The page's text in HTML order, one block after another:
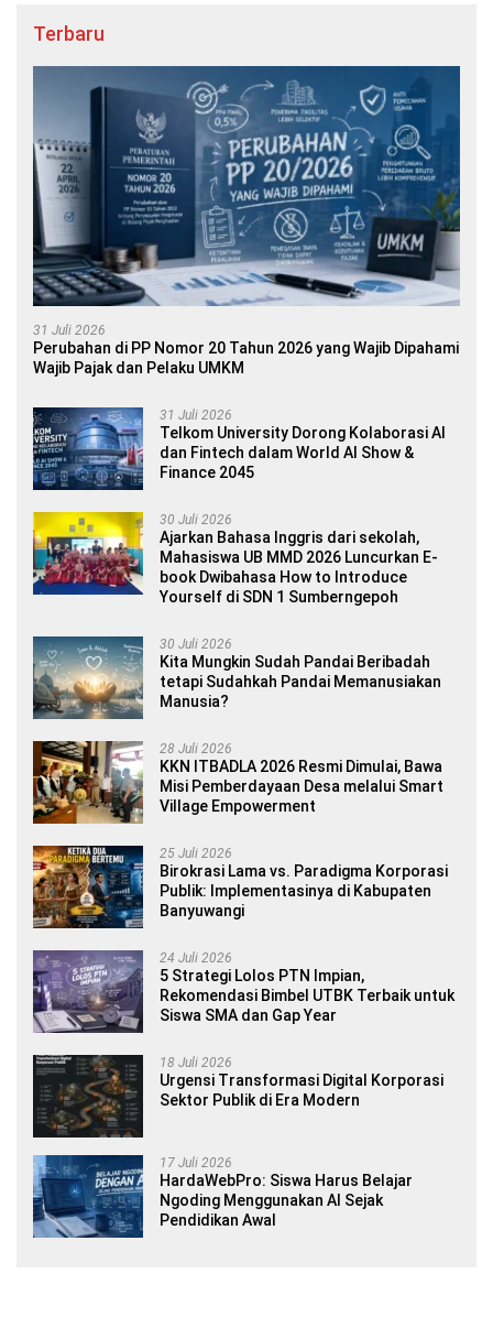
Terbaru
31 Juli 2026
Perubahan di PP Nomor 20 Tahun 2026 yang Wajib Dipahami
Wajib Pajak dan Pelaku UMKM
31 Juli 2026
Telkom University Dorong Kolaborasi AI
dan Fintech dalam World AI Show &
Finance 2045
30 Juli 2026
Ajarkan Bahasa Inggris dari sekolah,
Mahasiswa UB MMD 2026 Luncurkan E-
book Dwibahasa How to Introduce
Yourself di SDN 1 Sumberngepoh
30 Juli 2026
Kita Mungkin Sudah Pandai Beribadah
tetapi Sudahkah Pandai Memanusiakan
Manusia?
28 Juli 2026
KKN ITBADLA 2026 Resmi Dimulai, Bawa
Misi Pemberdayaan Desa melalui Smart
Village Empowerment
25 Juli 2026
Birokrasi Lama vs. Paradigma Korporasi
Publik: Implementasinya di Kabupaten
Banyuwangi
24 Juli 2026
5 Strategi Lolos PTN Impian,
Rekomendasi Bimbel UTBK Terbaik untuk
Siswa SMA dan Gap Year
18 Juli 2026
Urgensi Transformasi Digital Korporasi
Sektor Publik di Era Modern
17 Juli 2026
HardaWebPro: Siswa Harus Belajar
Ngoding Menggunakan AI Sejak
Pendidikan Awal